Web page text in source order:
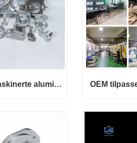
CNC-fresing maskinerte aluminiumsbasedeler